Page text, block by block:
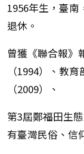
1956年生，臺南
退休。
曾獲《聯合報》
（1994）、教
（2009）、
第3屆鄭福田生
有臺灣民俗、信